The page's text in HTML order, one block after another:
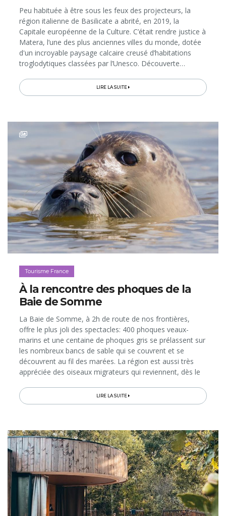
Peu habituée à être sous les feux des projecteurs, la
région italienne de Basilicate a abrité, en 2019, la
Capitale européenne de la Culture. C’était rendre justice à
Matera, l’une des plus anciennes villes du monde, dotée
d'un incroyable paysage calcaire creusé d’habitations
troglodytiques classées par l’Unesco. Découverte…
LIRE LA SUITE
Tourisme France
À la rencontre des phoques de la
Baie de Somme
La Baie de Somme, à 2h de route de nos frontières,
offre le plus joli des spectacles: 400 phoques veaux-
marins et une centaine de phoques gris se prélassent sur
les nombreux bancs de sable qui se couvrent et se
découvrent au fil des marées. La région est aussi très
appréciée des oiseaux migrateurs qui reviennent, dès le
naturelle...
LIRE LA SUITE